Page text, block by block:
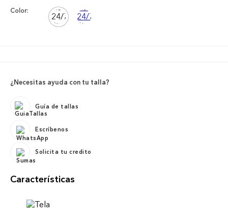
Color:
¿Necesitas ayuda con tu talla?
Guía de tallas
Escríbenos
Solicita tu credito
Características